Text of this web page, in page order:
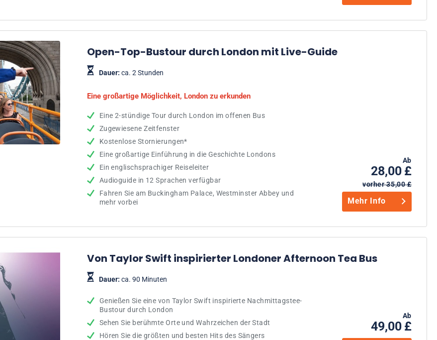
Open-Top-Bustour durch London mit Live-Guide
Dauer: ca. 2 Stunden
Eine großartige Möglichkeit, London zu erkunden
Eine 2-stündige Tour durch London im offenen Bus
Zugewiesene Zeitfenster
Kostenlose Stornierungen*
Eine großartige Einführung in die Geschichte Londons
Ein englischsprachiger Reiseleiter
Audioguide in 12 Sprachen verfügbar
Fahren Sie am Buckingham Palace, Westminster Abbey und
mehr vorbei
Ab
28,00 £
vorher 35,00 £
Mehr Info
Von Taylor Swift inspirierter Londoner Afternoon Tea Bus
Dauer: ca. 90 Minuten
Genießen Sie eine von Taylor Swift inspirierte Nachmittagstee-
Bustour durch London
Sehen Sie berühmte Orte und Wahrzeichen der Stadt
Hören Sie die größten und besten Hits des Sängers
Ab
49,00 £